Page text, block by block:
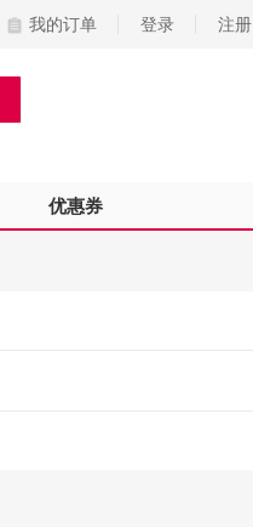
我的订单 登录 注册
优惠券